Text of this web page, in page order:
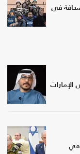
في
الإمارات
في